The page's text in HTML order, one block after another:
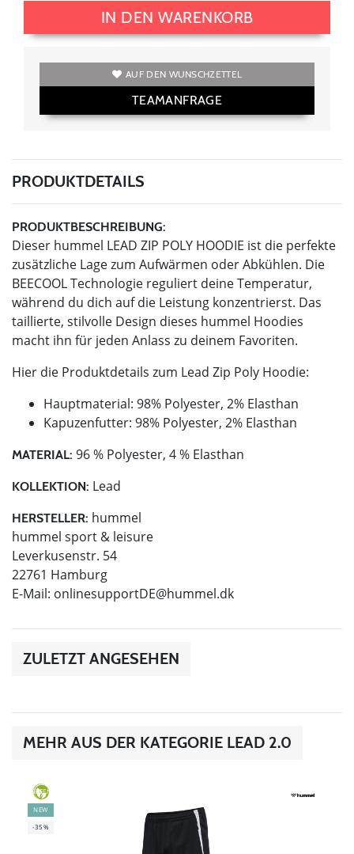
IN DEN WARENKORB
AUF DEN WUNSCHZETTEL
TEAMANFRAGE
PRODUKTDETAILS
PRODUKTBESCHREIBUNG:
Dieser hummel LEAD ZIP POLY HOODIE ist die perfekte
zusätzliche Lage zum Aufwärmen oder Abkühlen. Die
BEECOOL Technologie reguliert deine Temperatur,
während du dich auf die Leistung konzentrierst. Das
taillierte, stilvolle Design dieses hummel Hoodies
macht ihn für jeden Anlass zu deinem Favoriten.
Hier die Produktdetails zum Lead Zip Poly Hoodie:
Hauptmaterial: 98% Polyester, 2% Elasthan
Kapuzenfutter: 98% Polyester, 2% Elasthan
MATERIAL: 96 % Polyester, 4 % Elasthan
KOLLEKTION: Lead
HERSTELLER: hummel
hummel sport & leisure
Leverkusenstr. 54
22761 Hamburg
E-Mail: onlinesupportDE@hummel.dk
ZULETZT ANGESEHEN
MEHR AUS DER KATEGORIE LEAD 2.0
GREEN
NEW
-35%